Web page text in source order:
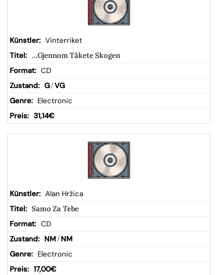
Vinterriket
...Gjennom Tåkete Skogen
CD
G/VG
Electronic
31,14€
Alan Hržica
Samo Za Tebe
CD
NM/ NM
Electronic
17,00€